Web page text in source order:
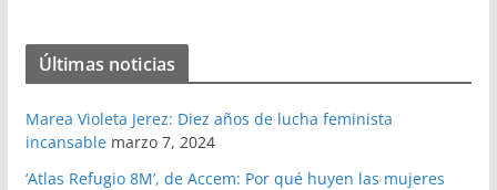
Últimas noticias
Marea Violeta Jerez: Diez años de lucha feminista
incansable marzo 7, 2024
‘Atlas Refugio 8M’, de Accem: Por qué huyen las mujeres